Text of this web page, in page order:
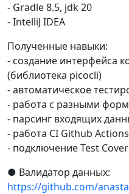
- Gradle 8.5, jdk 20
- IntelliJ IDEA
Полученные навыки:
- создание интерфейса
(библиотека picocli)
- автоматическое
- работа с разными
- парсинг входящих
- работа CI Github Actions
- подключение Test
● Валидатор данных:
https://github.com/